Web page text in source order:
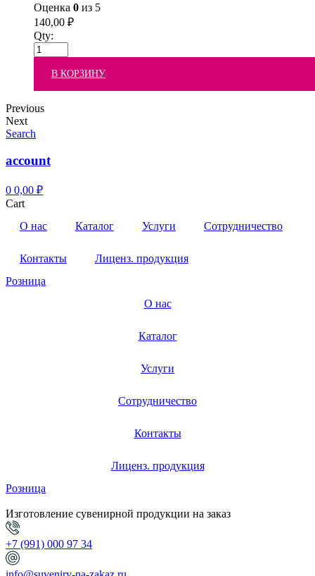
Оценка 0 из 5
140,00 ₽
Qty:
В КОРЗИНУ
Previous
Next
Search
account
0 0,00 ₽
Cart
О нас
Каталог Услуги Сотрудничество
Контакты
Лиценз. продукция
Розница
О нас
Каталог
Услуги
Сотрудничество
Контакты
Лиценз. продукция
Розница
Изготовление сувенирной продукции на заказ
+7 (991) 000 97 34